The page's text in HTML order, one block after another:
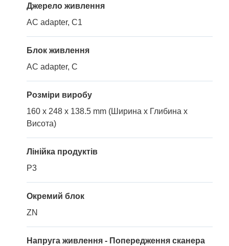
Джерело живлення
AC adapter, C1
Блок живлення
AC adapter, C
Розміри виробу
160 x 248 x 138.5 mm (Ширина x Глибина x
Висота)
Лінійка продуктів
P3
Окремий блок
ZN
Напруга живлення - Попередження сканера